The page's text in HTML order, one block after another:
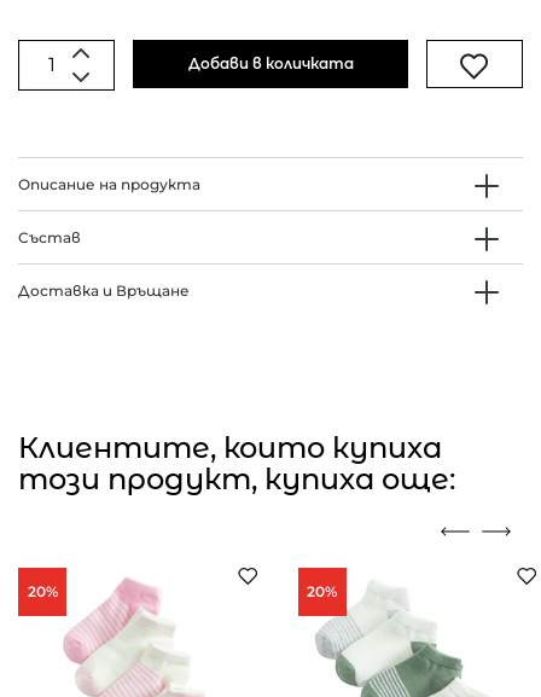
Добави в количката
Описание на продукта
Състав
Доставка и Връщане
Клиентите, които купиха
този продукт, купиха още:
20% 20%